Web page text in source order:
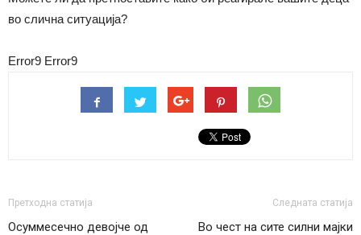
во слична ситуација?
Error9 Error9
Претходна статија
Осуммесечно девојче од
Следната статија
Во чест на сите силни мајки